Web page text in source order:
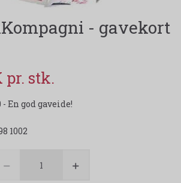
- gavekort
En god gaveide!
1002